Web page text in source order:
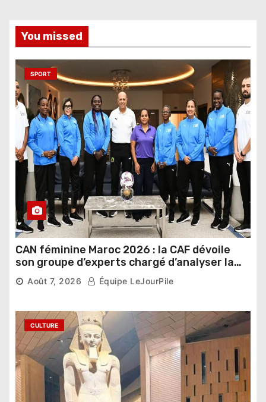
You missed
SPORT
CAN féminine Maroc 2026 : la CAF dévoile
son groupe d’experts chargé d’analyser la
compétition
Août 7, 2026 Équipe LeJourPile
CULTURE